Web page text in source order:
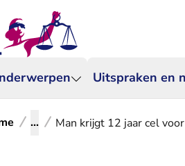
Uitspraken en
... Man krijgt 12 jaar cel